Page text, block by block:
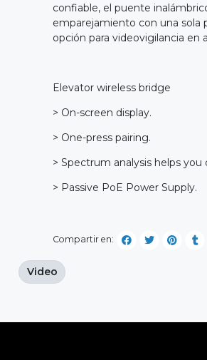
confiable, el puente
emparejamiento con una sola
opción para videovigilancia en
Elevator wireless bridge
> On-screen display.
> One-press pairing.
> Spectrum analysis helps
> Passive PoE Power Supply.
Compartir en:
Video